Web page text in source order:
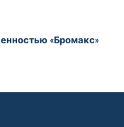
«Бромакс»